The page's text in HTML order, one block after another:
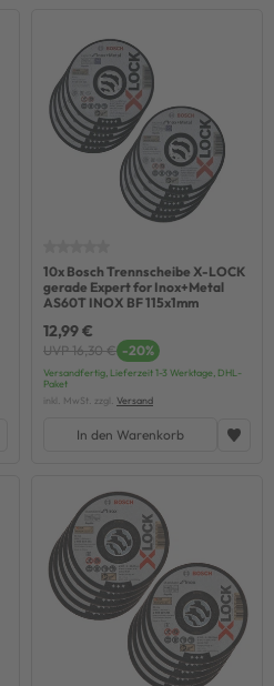
10x Bosch Trennscheibe X-LOCK
gerade Expert for Inox+Metal
AS60T INOX BF 115x1mm
12,99 €
UVP 16,30 € -20%
Versandfertig, Lieferzeit 1-3 Werktage, DHL-
Paket
inkl. MwSt. zzgl. Versand
In den Warenkorb